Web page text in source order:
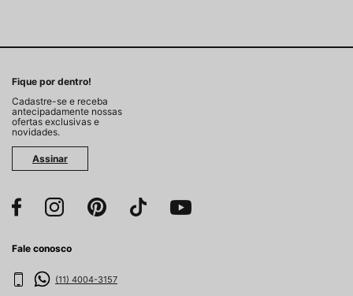
Fique por dentro!
Cadastre-se e receba
antecipadamente nossas
ofertas exclusivas e
novidades.
Assinar
Fale conosco
(11) 4004-3157